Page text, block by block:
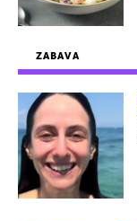
ZABAVA